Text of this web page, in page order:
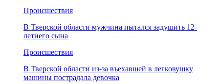
Происшествия
В Тверской области мужчина пытался задушить 12-
летнего сына
Происшествия
В Тверской области из-за въехавшей в легковушку
машины пострадала девочка